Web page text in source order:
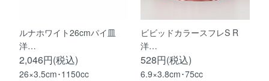
ルナホワイト26cmパイ皿
洋…
2,046円(税込)
26×3.5cm･1150cc
ビビッドカラースフレS R
洋…
528円(税込)
6.9×3.8cm･75cc